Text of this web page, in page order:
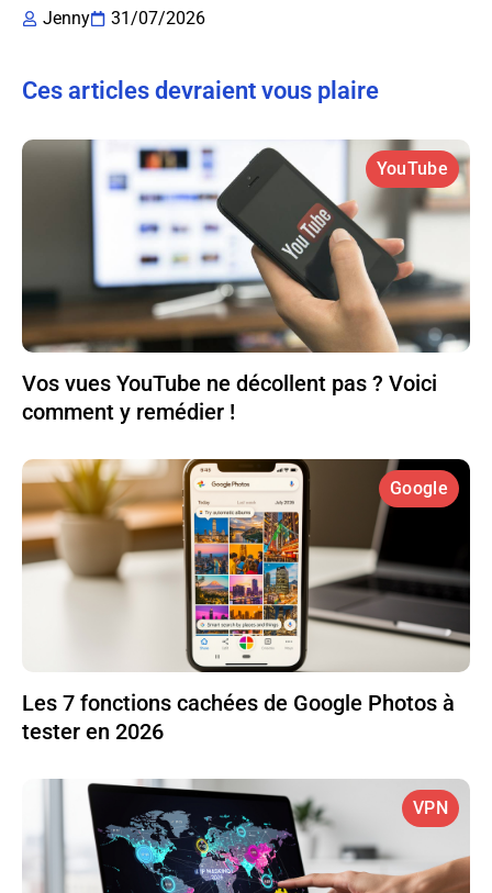
Jenny 31/07/2026
Ces articles devraient vous plaire
YouTube
Vos vues YouTube ne décollent pas ? Voici
comment y remédier !
Google
Les 7 fonctions cachées de Google Photos à
tester en 2026
VPN